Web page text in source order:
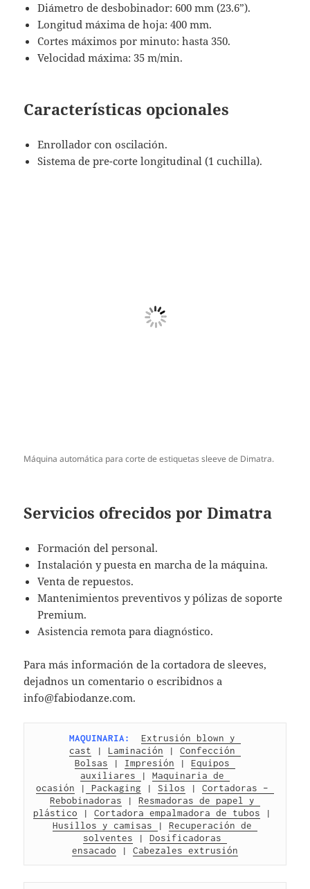
Diámetro de desbobinador: 600 mm (23.6”).
Longitud máxima de hoja: 400 mm.
Cortes máximos por minuto: hasta 350.
Velocidad máxima: 35 m/min.
Características opcionales
Enrollador con oscilación.
Sistema de pre-corte longitudinal (1 cuchilla).
Máquina automática para corte de estiquetas sleeve de Dimatra.
Servicios ofrecidos por Dimatra
Formación del personal.
Instalación y puesta en marcha de la máquina.
Venta de repuestos.
Mantenimientos preventivos y pólizas de soporte
Premium.
Asistencia remota para diagnóstico.
Para más información de la cortadora de sleeves,
dejadnos un comentario o escribidnos a
info@fabiodanze.com.
MAQUINARIA:
Extrusión blown y
cast | Laminación | Confección
Bolsas | Impresión | Equipos
auxiliares
| Maquinaria de
ocasión | Packaging | Silos | Cortadoras –
Rebobinadoras | Resmadoras de papel y
plástico | Cortadora empalmadora de tubos
Husillos y camisas
| Recuperación de
solventes | Dosificadoras
ensacado | Cabezales extrusión